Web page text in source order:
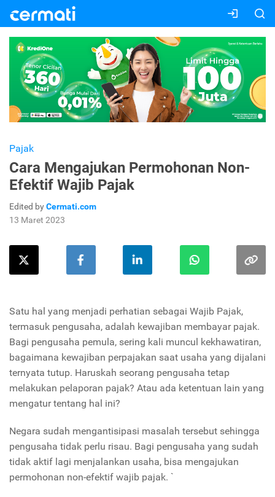
Pajak
Cara Mengajukan Permohonan Non-
Efektif Wajib Pajak
Edited byCermati.com
13 Maret 2023
Satu hal yang menjadi perhatian sebagai Wajib Pajak,
termasuk pengusaha, adalah kewajiban membayar pajak.
Bagi pengusaha pemula, sering kali muncul kekhawatiran,
bagaimana kewajiban perpajakan saat usaha yang dijalani
ternyata tutup. Haruskah seorang pengusaha tetap
melakukan pelaporan pajak? Atau ada ketentuan lain yang
mengatur tentang hal ini?
Negara sudah mengantisipasi masalah tersebut sehingga
pengusaha tidak perlu risau. Bagi pengusaha yang sudah
tidak aktif lagi menjalankan usaha, bisa mengajukan
permohonan non-efektif wajib pajak. `